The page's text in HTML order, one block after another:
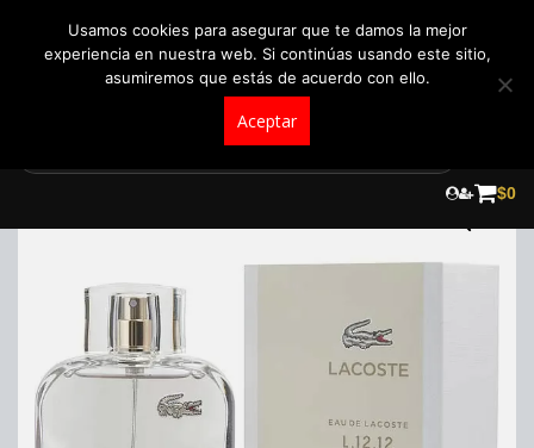
$0
Usamos cookies para asegurar que te damos la mejor
experiencia en nuestra web. Si continúas usando este sitio,
asumiremos que estás de acuerdo con ello.
Aceptar